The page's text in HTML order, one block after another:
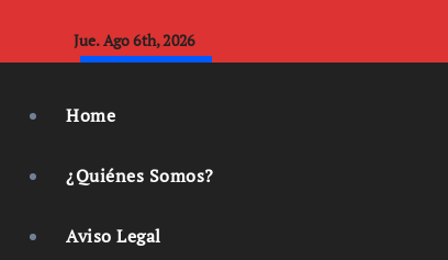
Jue. Ago 6th, 2026
Home
¿Quiénes Somos?
Aviso Legal